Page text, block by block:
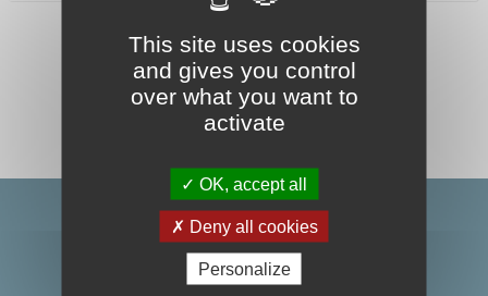
This site uses cookies
and gives you control
over what you want to
activate
OK, accept all
Deny all cookies
Personalize